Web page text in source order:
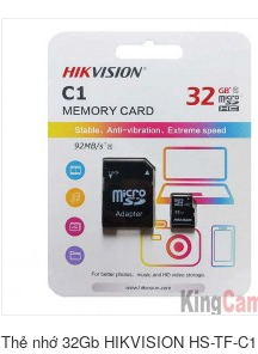
Thẻ nhớ 32Gb HIKVISION HS-TF-C1